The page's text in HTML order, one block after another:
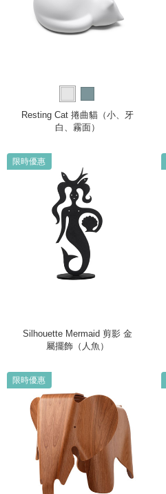
Resting Cat 捲曲貓（小、牙
白、霧面）
限時優惠
Silhouette Mermaid 剪影 金
屬擺飾（人魚）
限時優惠